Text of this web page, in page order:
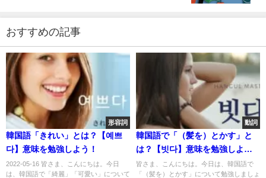
おすすめの記事
形容詞
韓国語「きれい」とは？【예쁘
다】意味を勉強しよう！
2022-05-16 皆さま、こんにちは。今日
は、韓国語で「綺麗」「可愛い」について
動詞
韓国語で「（髪を）とかす」と
は？【빗다】意味を勉強しよ
う！
皆さま、こんにちは。今日は、韓国語で
「（髪を）とかす」について勉強しましょ